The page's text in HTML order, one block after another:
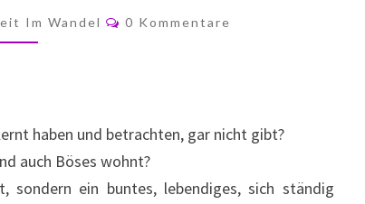
Im Wandel Kommentare
0 Kommentare
haben und betrachten, gar nicht gibt?
auch Böses wohnt?
sondern ein buntes, lebendiges, sich ständig